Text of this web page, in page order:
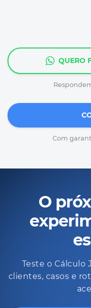
QUERO
Com
O
Teste o Cálculo
clientes, casos e